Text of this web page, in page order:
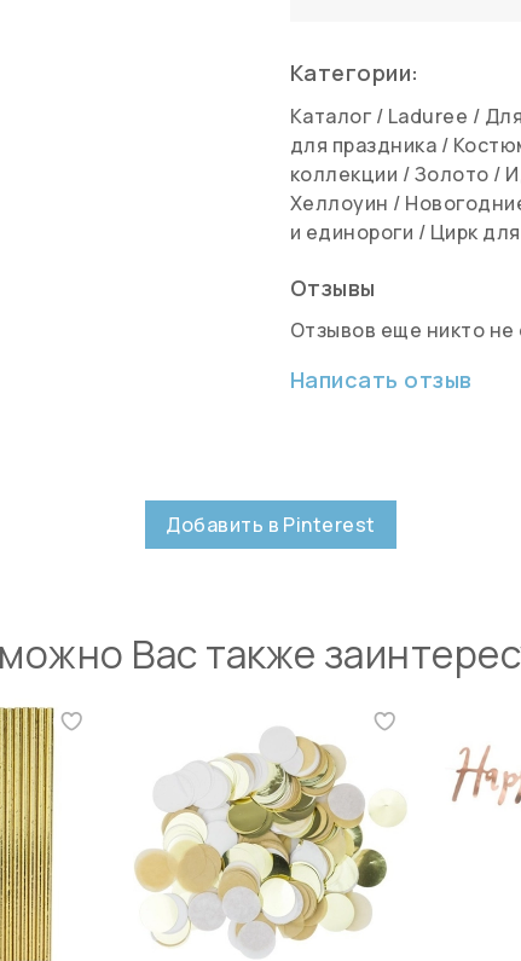
Категории:
Каталог / Laduree /
для праздника /
коллекции /Золото /
Хеллоуин /
и единороги / Цирк
Отзывы
Отзывов еще никто не
Написать отзыв
Добавить в Pinterest
Вас также